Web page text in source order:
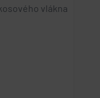
vlákna